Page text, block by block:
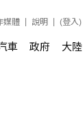
媒體 說明 (登入)
車 政府 大陸